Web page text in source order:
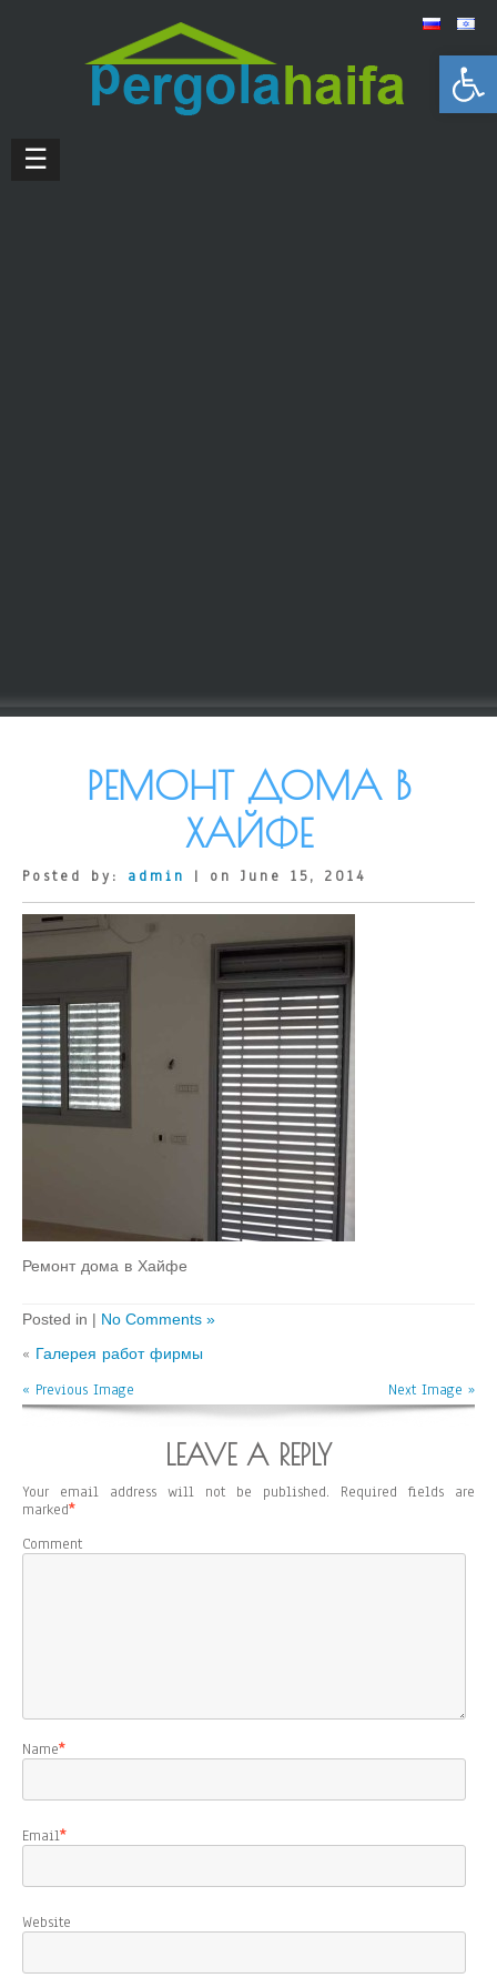
Открыть панель инструментов
☰
РЕМОНТ ДОМА В
ХАЙФЕ
Posted by: admin | on June 15, 2014
Ремонт дома в Хайфе
Posted in | No Comments »
« Галерея работ фирмы
« Previous Image
Next Image »
LEAVE A REPLY
Your email address will not be published. Required fields are
marked*
Comment
Name*
Email*
Website